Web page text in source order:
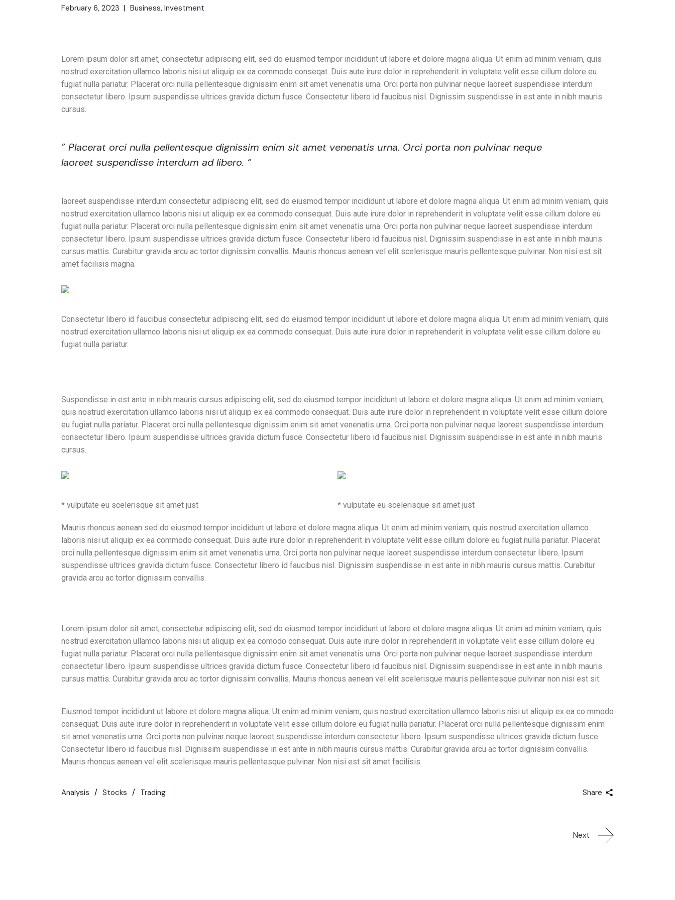
February 6, 2023 Business Investment
Lorem ipsum dolor sit amet, consectetur adipiscing elit, sed do eiusmod tempor incididunt ut labore et dolore magna aliqua. Ut enim ad minim veniam, quis
nostrud exercitation ullamco laboris nisi ut aliquip ex ea commodo conseqat. Duis aute irure dolor in reprehenderit in voluptate velit esse cillum dolore eu
fugiat nulla pariatur. Placerat orci nulla pellentesque dignissim enim sit amet venenatis urna. Orci porta non pulvinar neque laoreet suspendisse interdum
consectetur libero. Ipsum suspendisse ultrices gravida dictum fusce. Consectetur libero id faucibus nisl. Dignissim suspendisse in est ante in nibh mauris
cursus.
” Placerat orci nulla pellentesque dignissim enim sit amet venenatis urna. Orci porta non pulvinar neque
laoreet suspendisse interdum ad libero. “
laoreet suspendisse interdum consectetur adipiscing elit, sed do eiusmod tempor incididunt ut labore et dolore magna aliqua. Ut enim ad minim veniam, quis
nostrud exercitation ullamco laboris nisi ut aliquip ex ea commodo consequat. Duis aute irure dolor in reprehenderit in voluptate velit esse cillum dolore eu
fugiat nulla pariatur. Placerat orci nulla pellentesque dignissim enim sit amet venenatis urna. Orci porta non pulvinar neque laoreet suspendisse interdum
consectetur libero. Ipsum suspendisse ultrices gravida dictum fusce. Consectetur libero id faucibus nisl. Dignissim suspendisse in est ante in nibh mauris
cursus mattis. Curabitur gravida arcu ac tortor dignissim convallis. Mauris rhoncus aenean vel elit scelerisque mauris pellentesque pulvinar. Non nisi est sit
amet facilisis magna.
Consectetur libero id faucibus consectetur adipiscing elit, sed do eiusmod tempor incididunt ut labore et dolore magna aliqua. Ut enim ad minim veniam, quis
nostrud exercitation ullamco laboris nisi ut aliquip ex ea commodo consequat. Duis aute irure dolor in reprehenderit in voluptate velit esse cillum dolore eu
fugiat nulla pariatur.
Suspendisse in est ante in nibh mauris cursus adipiscing elit, sed do eiusmod tempor incididunt ut labore et dolore magna aliqua. Ut enim ad minim veniam,
quis nostrud exercitation ullamco laboris nisi ut aliquip ex ea commodo consequat. Duis aute irure dolor in reprehenderit in voluptate velit esse cillum dolore
eu fugiat nulla pariatur. Placerat orci nulla pellentesque dignissim enim sit amet venenatis urna. Orci porta non pulvinar neque laoreet suspendisse interdum
consectetur libero. Ipsum suspendisse ultrices gravida dictum fusce. Consectetur libero id faucibus nisl. Dignissim suspendisse in est ante in nibh mauris
cursus.
* vulputate eu scelerisque sit amet just * vulputate eu scelerisque sit amet just
Mauris rhoncus aenean sed do eiusmod tempor incididunt ut labore et dolore magna aliqua. Ut enim ad minim veniam, quis nostrud exercitation ullamco
laboris nisi ut aliquip ex ea commodo consequat. Duis aute irure dolor in reprehenderit in voluptate velit esse cillum dolore eu fugiat nulla pariatur. Placerat
orci nulla pellentesque dignissim enim sit amet venenatis urna. Orci porta non pulvinar neque laoreet suspendisse interdum consectetur libero. Ipsum
suspendisse ultrices gravida dictum fusce. Consectetur libero id faucibus nisl. Dignissim suspendisse in est ante in nibh mauris cursus mattis. Curabitur
gravida arcu ac tortor dignissim convallis.
Lorem ipsum dolor sit amet, consectetur adipiscing elit, sed do eiusmod tempor incididunt ut labore et dolore magna aliqua. Ut enim ad minim veniam, quis
nostrud exercitation ullamco laboris nisi ut aliquip ex ea comodo consequat. Duis aute irure dolor in reprehenderit in voluptate velit esse cillum dolore eu
fugiat nulla pariatur. Placerat orci nulla pellentesque dignissim enim sit amet venenatis urna. Orci porta non pulvinar neque laoreet suspendisse interdum
consectetur libero. Ipsum suspendisse ultrices gravida dictum fusce. Consectetur libero id faucibus nisl. Dignissim suspendisse in est ante in nibh mauris
cursus mattis. Curabitur gravida arcu ac tortor dignissim convallis. Mauris rhoncus aenean vel elit scelerisque mauris pellentesque pulvinar non nisi est sit.
Eiusmod tempor incididunt ut labore et dolore magna aliqua. Ut enim ad minim veniam, quis nostrud exercitation ullamco laboris nisi ut aliquip ex ea co mmodo
consequat. Duis aute irure dolor in reprehenderit in voluptate velit esse cillum dolore eu fugiat nulla pariatur. Placerat orci nulla pellentesque dignissim enim
sit amet venenatis urna. Orci porta non pulvinar neque laoreet suspendisse interdum consectetur libero. Ipsum suspendisse ultrices gravida dictum fusce.
Consectetur libero id faucibus nisl. Dignissim suspendisse in est ante in nibh mauris cursus mattis. Curabitur gravida arcu ac tortor dignissim convallis.
Mauris rhoncus aenean vel elit scelerisque mauris pellentesque pulvinar. Non nisi est sit amet facilisis.
Analysis Stocks Trading Share
Next